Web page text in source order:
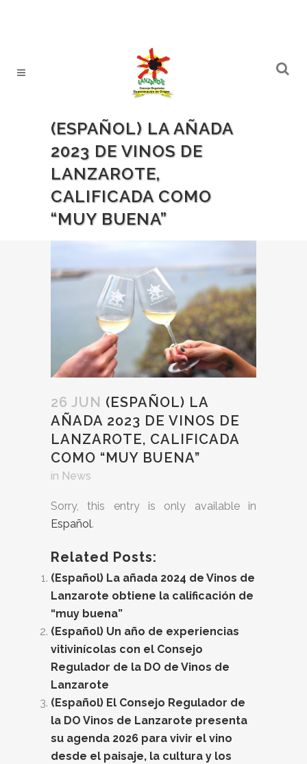
(ESPAÑOL) LA AÑADA
2023 DE VINOS DE
LANZAROTE,
CALIFICADA COMO
“MUY BUENA”
26 JUN (ESPAÑOL) LA
AÑADA 2023 DE VINOS DE
LANZAROTE, CALIFICADA
COMO “MUY BUENA”
in News
Sorry, this entry is only available in
Español.
Related Posts:
(Español) La añada 2024 de Vinos de
Lanzarote obtiene la calificación de
“muy buena”
(Español) Un año de experiencias
vitivinícolas con el Consejo
Regulador de la DO de Vinos de
Lanzarote
(Español) El Consejo Regulador de
la DO Vinos de Lanzarote presenta
su agenda 2026 para vivir el vino
desde el paisaje, la cultura y los